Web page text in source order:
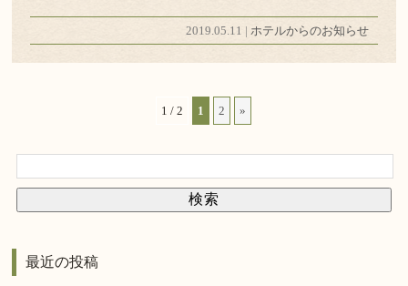
2019.05.11 | ホテルからのお知らせ
1 / 2 1 2 »
最近の投稿